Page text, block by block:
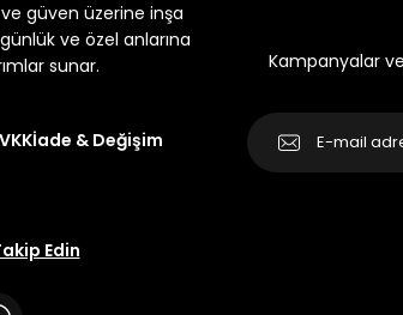
ve güven üzerine inşa
ve özel anlarına
sunar.
İade & Değişim
Edin
Kampanyalar